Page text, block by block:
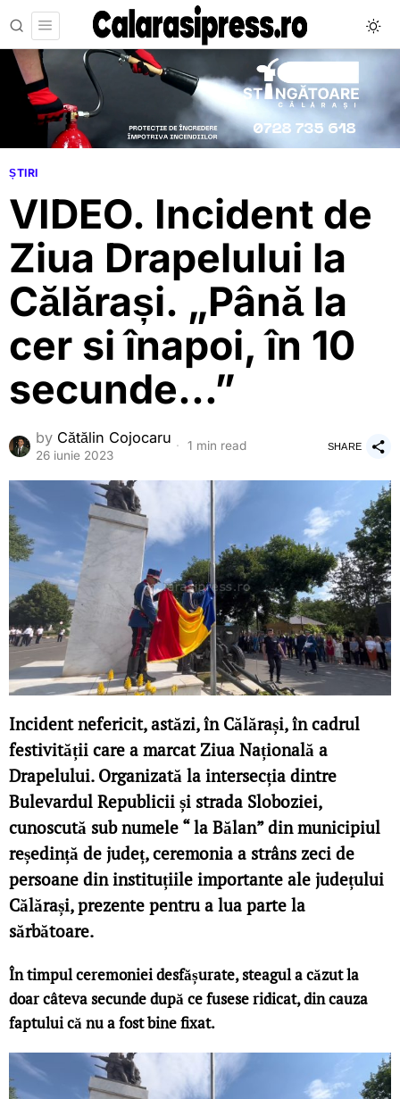
ȘTIRI
VIDEO. Incident de
Ziua Drapelului la
Călărași. „Până la
cer si înapoi, în 10
secunde…”
by Cătălin Cojocaru
26 iunie 2023
1 min read SHARE
Incident nefericit, astăzi, în Călărași, în cadrul
festivității care a marcat Ziua Națională a
Drapelului. Organizată la intersecția dintre
Bulevardul Republicii și strada Sloboziei,
cunoscută sub numele “ la Bălan” din municipiul
reședință de județ, ceremonia a strâns zeci de
persoane din instituțiile importante ale județului
Călărași, prezente pentru a lua parte la
sărbătoare.
În timpul ceremoniei desfășurate, steagul a căzut la
doar câteva secunde după ce fusese ridicat, din cauza
faptului că nu a fost bine fixat.